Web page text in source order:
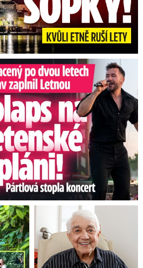
Pártlová stopla koncert